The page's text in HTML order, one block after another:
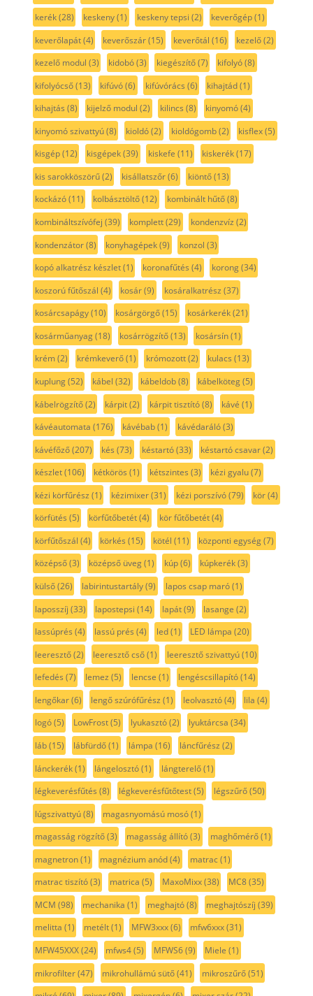
kerék(28) keskeny(1) keskeny tepsi (2) keverőgép(1)
keverőlapát(4) keverőszár(15) keverőtál (16) kezelő(2)
kezelő modul (3) kidobó(3) kiegészítő(7) kifolyó(8)
kifolyócső(13) kifúvó(6) kifúvórács (6) kihajtád(1)
kihajtás (8) kijelző modul (2) kilincs (8) kinyomó(4)
kinyomó szivattyú(8) kioldó(2) kioldógomb(2) kisflex(5)
kisgép(12) kisgépek(39) kiskefe (11) kiskerék(17)
kis sarokköszörű(2) kisállatszőr(6) kiöntő(13)
kockázó(11) kolbásztöltő(12) kombinált hűtő(8)
kombináltszívófej (39) komplett(29) kondenzvíz (2)
kondenzátor(8) konyhagépek(9) konzol (3)
kopó alkatrész készlet(1) koronafűtés (4) korong(34)
koszorú fűtőszál (4) kosár(9) kosáralkatrész (37)
kosárcsapágy(10) kosárgörgő(15) kosárkerék(21)
kosárműanyag(18) kosárrögzítő(13) kosársín(1)
krém(2) krémkeverő(1) krómozott(2) kulacs (13)
kuplung(52) kábel (32) kábeldob(8) kábelköteg(5)
kábelrögzítő(2) kárpit(2) kárpit tisztító(8) kávé (1)
kávéautomata (176) kávébab(1) kávédaráló(3)
kávéfőző(207) kés (73) késtartó(33) késtartó csavar(2)
készlet(106) kétkörös (1) kétszintes (3) kézi gyalu(7)
kézi körfűrész (1) kézimixer(31) kézi porszívó(79) kör(4)
körfütés (5) körfűtőbetét(4) kör fűtőbetét(4)
körfűtőszál (4) körkés (15) kötél (11) központi egység(7)
középső(3) középső üveg(1) kúp(6) kúpkerék(3)
külső(26) labirintustartály(9) lapos csap maró(1)
laposszíj (33) lapostepsi (14) lapát(9) lasange (2)
lassúprés (4) lassú prés (4) led(1) LED lámpa (20)
leeresztő(2) leeresztő cső(1) leeresztő szivattyú(10)
lefedés (7) lemez (5) lencse (1) lengéscsillapító(14)
lengőkar(6) lengő szúrófűrész (1) leolvasztó(4) lila (4)
logó(5) LowFrost(5) lyukasztó(2) lyuktárcsa (34)
láb(15) lábfürdő(1) lámpa (16) láncfűrész (2)
lánckerék(1) lángelosztó(1) lángterelő(1)
légkeverésfűtés (8) légkeverésfűtőtest(5) légszűrő(50)
lúgszivattyú(8) magasnyomású mosó(1)
magasság rögzítő(3) magasság állító(3) maghőmérő(1)
magnetron(1) magnézium anód(4) matrac(1)
matrac tiszító(3) matrica (5) MaxoMixx(38) MC8(35)
MCM (98) mechanika (1) meghajtó(8) meghajtószíj (39)
melitta (1) metélt(1) MFW3xxx(6) mfw6xxx(31)
MFW45XXX(24) mfws4(5) MFWS6(9) Miele (1)
mikrofilter(47) mikrohullámú sütő(41) mikroszűrő(51)